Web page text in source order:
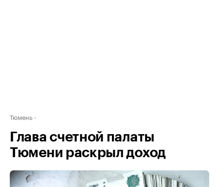
Тюмень
Глава счетной палаты
Тюмени раскрыл доход